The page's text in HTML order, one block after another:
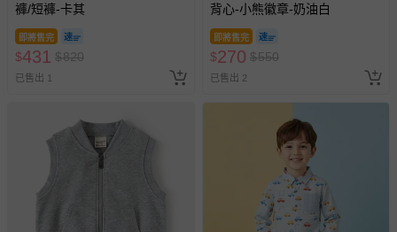
已拆封之以下類型商品：
-個人衛生用品（例如尿布、貼身衣物、泳裝、襪子、地
墊、寢具類等）。
-新生兒親膚衣物（嬰幼兒包巾與背巾、包屁衣、學習
帶束縛衣、餐搖椅等）。
-其他原廠盒裝商品封口處已貼上「不可拆封」，或具警
示字句等說明貼紙、封條者。
國際航空、客運、訂房等服務。
褲/短褲-卡其
即將售完
$431 $820
已售出 1
背心-小熊徽章-奶油白
即將售完
$270 $550
已售出 2